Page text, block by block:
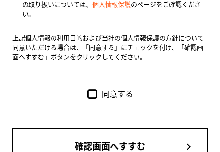
の取り扱いについては、個人情報保護のページをご確認くださ
い。
上記個人情報の利用目的および当社の個人情報保護の方針について
同意いただける場合は、「同意する」にチェックを付け、「確認画
面へすすむ」ボタンをクリックしてください。
同意する
確認画面へすすむ